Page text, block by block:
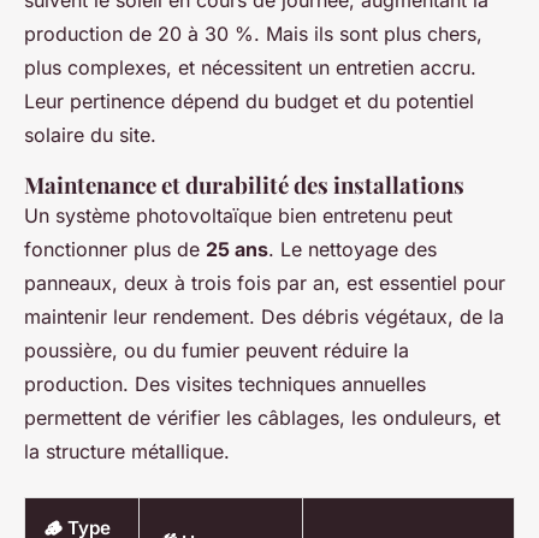
production de 20 à 30 %. Mais ils sont plus chers,
plus complexes, et nécessitent un entretien accru.
Leur pertinence dépend du budget et du potentiel
solaire du site.
Maintenance et durabilité des installations
Un système photovoltaïque bien entretenu peut
fonctionner plus de 25 ans. Le nettoyage des
panneaux, deux à trois fois par an, est essentiel pour
maintenir leur rendement. Des débris végétaux, de la
poussière, ou du fumier peuvent réduire la
production. Des visites techniques annuelles
permettent de vérifier les câblages, les onduleurs, et
la structure métallique.
🪵 Type